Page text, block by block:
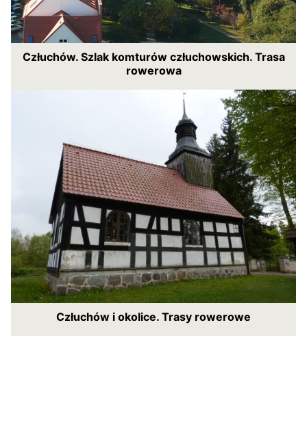
Człuchów. Szlak komturów człuchowskich. Trasa
rowerowa
Człuchów i okolice. Trasy rowerowe